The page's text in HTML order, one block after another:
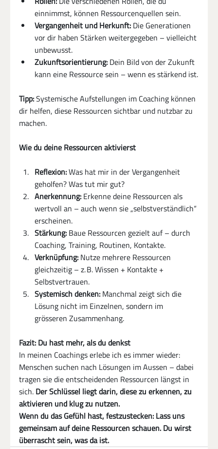
einnimmst, können Ressourcenquellen sein.
Vergangenheit und Herkunft: Die Generationen
vor dir haben Stärken weitergegeben – vielleicht
unbewusst.
Zukunftsorientierung: Dein Bild von der Zukunft
kann eine Ressource sein – wenn es stärkend ist.
Tipp: Systemische Aufstellungen im Coaching können
dir helfen, diese Ressourcen sichtbar und nutzbar zu
machen.
Wie du deine Ressourcen aktivierst
Reflexion: Was hat mir in der Vergangenheit
geholfen? Was tut mir gut?
Anerkennung: Erkenne deine Ressourcen als
wertvoll an – auch wenn sie „selbstverständlich“
erscheinen.
Stärkung: Baue Ressourcen gezielt auf – durch
Coaching, Training, Routinen, Kontakte.
Verknüpfung: Nutze mehrere Ressourcen
gleichzeitig – z. B. Wissen + Kontakte +
Selbstvertrauen.
Systemisch denken: Manchmal zeigt sich die
Lösung nicht im Einzelnen, sondern im
grösseren Zusammenhang.
Fazit: Du hast mehr, als du denkst
In meinen Coachings erlebe ich es immer wieder:
Menschen suchen nach Lösungen im Aussen – dabei
tragen sie die entscheidenden Ressourcen längst in
sich. Der Schlüssel liegt darin, diese zu erkennen, zu
aktivieren und klug zu nutzen.
Wenn du das Gefühl hast, festzustecken: Lass uns
gemeinsam auf deine Ressourcen schauen. Du wirst
überrascht sein, was da ist.